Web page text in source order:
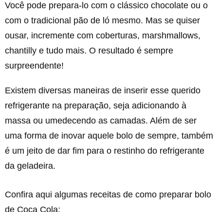
Você pode prepara-lo com o clássico chocolate ou o
com o tradicional pão de ló mesmo. Mas se quiser
ousar, incremente com coberturas, marshmallows,
chantilly e tudo mais. O resultado é sempre
surpreendente!
Existem diversas maneiras de inserir esse querido
refrigerante na preparação, seja adicionando à
massa ou umedecendo as camadas. Além de ser
uma forma de inovar aquele bolo de sempre, também
é um jeito de dar fim para o restinho do refrigerante
da geladeira.
Confira aqui algumas receitas de como preparar bolo
de Coca Cola: